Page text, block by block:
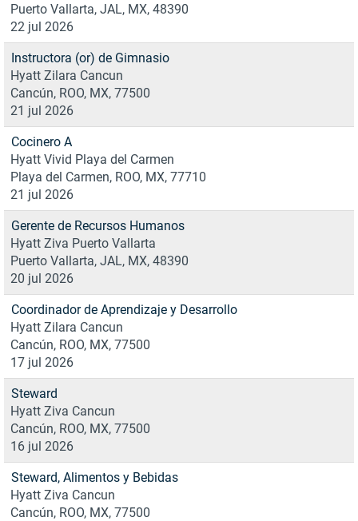
Puerto Vallarta, JAL, MX, 48390
22 jul 2026
Instructora (or) de Gimnasio
Hyatt Zilara Cancun
Cancún, ROO, MX, 77500
21 jul 2026
Cocinero A
Hyatt Vivid Playa del Carmen
Playa del Carmen, ROO, MX, 77710
21 jul 2026
Gerente de Recursos Humanos
Hyatt Ziva Puerto Vallarta
Puerto Vallarta, JAL, MX, 48390
20 jul 2026
Coordinador de Aprendizaje y Desarrollo
Hyatt Zilara Cancun
Cancún, ROO, MX, 77500
17 jul 2026
Steward
Hyatt Ziva Cancun
Cancún, ROO, MX, 77500
16 jul 2026
Steward, Alimentos y Bebidas
Hyatt Ziva Cancun
Cancún, ROO, MX, 77500